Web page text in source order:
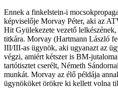
Ennek a finkelstein-i
képviselője Morvay Péter, aki az
Hit Gyülekezete vezető
titkára. Morvay (Hartmann László
III/III-as ügynök, aki ugyanazt az
végzi, amiért kétszer is BM-
tartótisztet cserélt, Németh
munkát. Morvay az élő példája
ügynököket örökre ki kellett volna